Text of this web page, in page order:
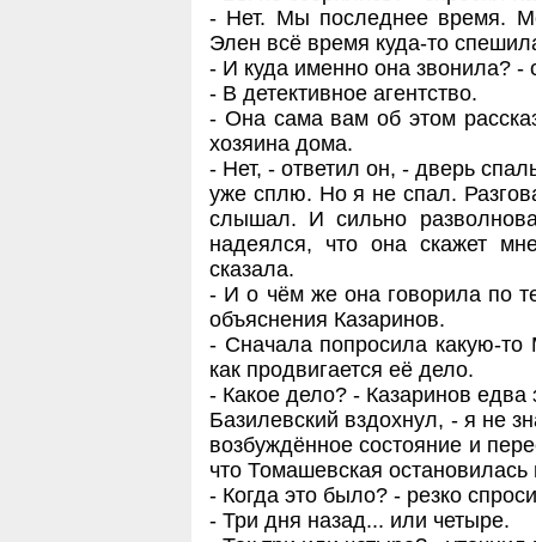
- Нет. Мы последнее время.
Элен всё время куда-то
- И куда именно она звонила? -
- В детективное агентство.
- Она сама вам об этом
хозяина дома.
- Нет, - ответил он, - дверь
уже сплю. Но я не спал.
слышал. И сильно
надеялся, что она скажет
сказала.
- И о чём же она говорила по
объяснения Казаринов.
- Сначала попросила какую-то
как продвигается её дело.
- Какое дело? - Казаринов
Базилевский вздохнул, - я не
возбуждённое состояние и
что Томашевская остановилась
- Когда это было? - резко
- Три дня назад... или четыре.